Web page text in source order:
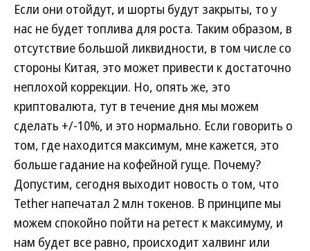
Если они отойдут, и шорты будут закрыты, то у
нас не будет топлива для роста. Таким образом, в
отсутствие большой ликвидности, в том числе со
стороны Китая, это может привести к достаточно
неплохой коррекции. Но, опять же, это
криптовалюта, тут в течение дня мы можем
сделать +/-10%, и это нормально. Если говорить о
том, где находится максимум, мне кажется, это
больше гадание на кофейной гуще. Почему?
Допустим, сегодня выходит новость о том, что
Tether напечатал 2 млн токенов. В принципе мы
можем спокойно пойти на ретест к максимуму, и
нам будет все равно, происходит халвинг или